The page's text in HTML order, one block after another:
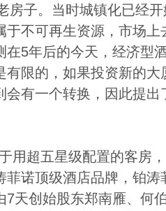
房子。当时城镇化已经
于不可再生资源，市场
在5年后的今天，经济型
有限的，如果投资新的
会有一个转换，因此提
超五星级配置的客房，
菲诺顶级酒店品牌，铂
7天创始股东郑南雁、何